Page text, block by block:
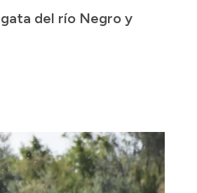
del río Negro y